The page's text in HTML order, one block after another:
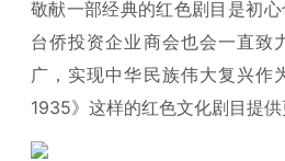
敬献一部经典的红色剧目是初
台侨投资企业商会也会一直致
广，实现中华民族伟大复兴作
1935》这样的红色文化剧目提供